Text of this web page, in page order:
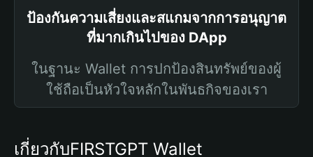
ป้องกันความเสี่ยงและสแกมจากการอนุญาต
ที่มากเกินไปของ DApp
ในฐานะ Wallet การปกป้องสินทรัพย์ของผู้
ใช้ถือเป็นหัวใจหลักในพันธกิจของเรา
เกี่ยวกับFIRSTGPT Wallet